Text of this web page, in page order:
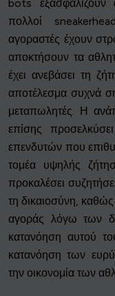
bots εξασφαλίζουν
πολλοί
αγοραστές έχουν
αποκτήσουν τα
έχει ανεβάσει τη
αποτέλεσμα συχνά
μεταπωλητές. Η
επίσης
επενδυτών που
τομέα υψηλής
προκαλέσει
τη δικαιοσύνη,
αγοράς λόγω των
κατανόηση αυτού
κατανόηση των
την οικονομία των